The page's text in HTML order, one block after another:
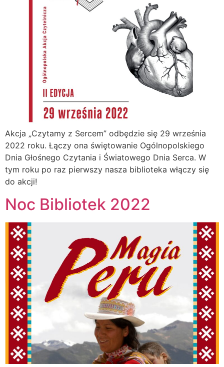
Akcja „Czytamy z Sercem” odbędzie się 29 września
2022 roku. Łączy ona świętowanie Ogólnopolskiego
Dnia Głośnego Czytania i Światowego Dnia Serca. W
tym roku po raz pierwszy nasza biblioteka włączy się
do akcji!
Noc Bibliotek 2022